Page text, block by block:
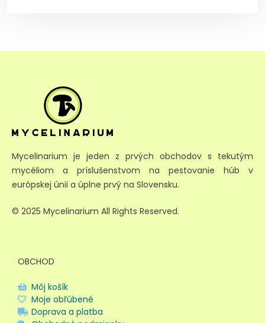
Mycelinarium je jeden z prvých obchodov s tekutým
mycéliom a príslušenstvom na pestovanie húb v
európskej únii a úplne prvý na Slovensku.
© 2025 Mycelinarium All Rights Reserved.
OBCHOD
Môj košík
Moje obľúbené
Doprava a platba